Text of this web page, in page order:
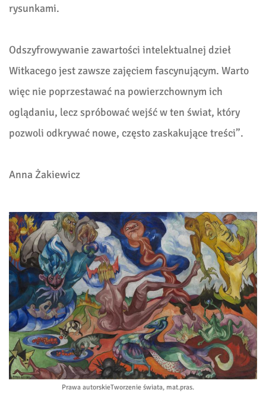
rysunkami.
Odszyfrowywanie zawartości intelektualnej dzieł
Witkacego jest zawsze zajęciem fascynującym. Warto
więc nie poprzestawać na powierzchownym ich
oglądaniu, lecz spróbować wejść w ten świat, który
pozwoli odkrywać nowe, często zaskakujące treści”.
Anna Żakiewicz
Prawa autorskieTworzenie świata, mat.pras.